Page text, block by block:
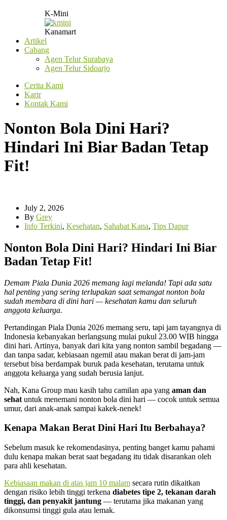
K-Mini
Kanamart
Artikel
Cabang
Agen Telur Surabaya
Agen Telur Sidoarjo
Cerita Kami
Karir
Kontak Kami
Nonton Bola Dini Hari?
Hindari Ini Biar Badan Tetap
Fit!
July 2, 2026
By Grey
Info Terkini, Kesehatan, Sahabat Kana, Tips Dapur
Nonton Bola Dini Hari? Hindari Ini Biar
Badan Tetap Fit!
Demam Piala Dunia 2026 memang lagi melanda! Tapi ada satu
hal penting yang sering terlupakan saat semangat nonton bola
sudah membara di dini hari — kesehatan kamu dan seluruh
anggota keluarga.
Pertandingan Piala Dunia 2026 memang seru, tapi jam tayangnya di
Indonesia kebanyakan berlangsung mulai pukul 23.00 WIB hingga
dini hari. Artinya, banyak dari kita yang nonton sambil begadang —
dan tanpa sadar, kebiasaan ngemil atau makan berat di jam-jam
tersebut bisa berdampak buruk pada kesehatan, terutama untuk
anggota keluarga yang sudah berusia lanjut.
Nah, Kana Group mau kasih tahu camilan apa yang aman dan
sehat untuk menemani nonton bola dini hari — cocok untuk semua
umur, dari anak-anak sampai kakek-nenek!
Kenapa Makan Berat Dini Hari Itu Berbahaya?
Sebelum masuk ke rekomendasinya, penting banget kamu pahami
dulu kenapa makan berat saat begadang itu tidak disarankan oleh
para ahli kesehatan.
Kebiasaan makan di atas jam 10 malam secara rutin dikaitkan
dengan risiko lebih tinggi terkena diabetes tipe 2, tekanan darah
tinggi, dan penyakit jantung — terutama jika makanan yang
dikonsumsi tinggi gula atau lemak.